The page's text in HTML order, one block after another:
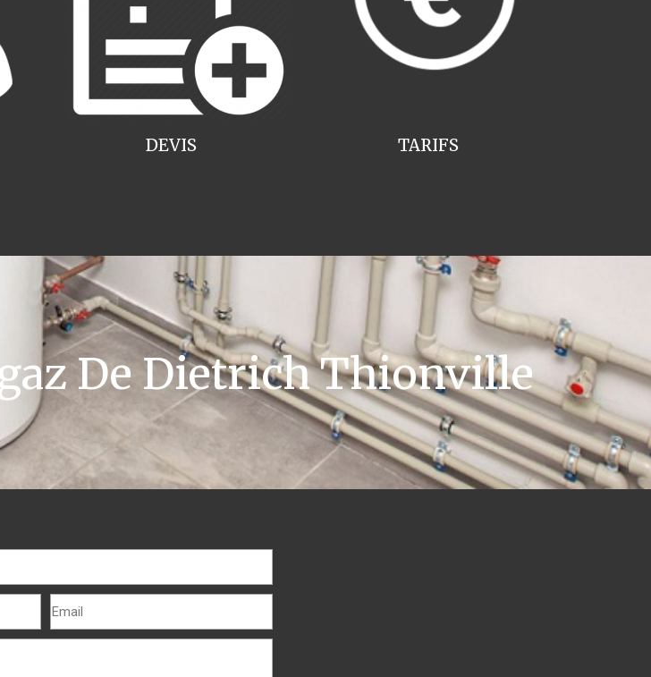
TARIFS
DEVIS
De Dietrich Thionville